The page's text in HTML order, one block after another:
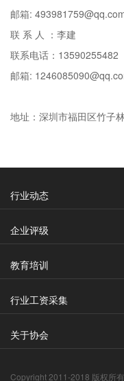
邮箱:
联 系 人 ：李建
联系电话：13590255482
邮箱:
地址：深圳市福田区竹子
行业动态
企业评级
教育培训
行业工资采集
关于协会
Copyright 2011-2018 版权所